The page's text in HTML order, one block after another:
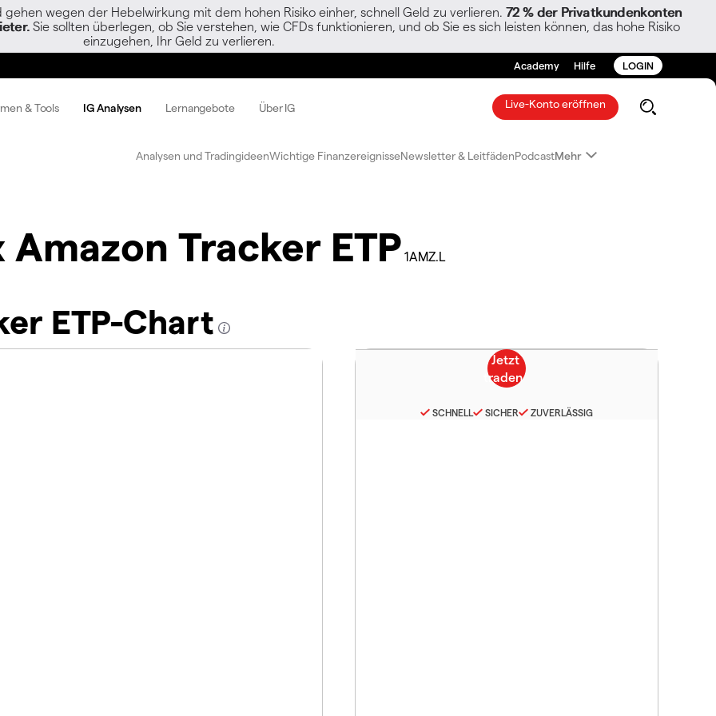
wegen der Hebelwirkung mit dem hohen Risiko einher, schnell Geld zu verlieren. 72 % der Privatkundenkonten
Sie sollten überlegen, ob Sie verstehen, wie CFDs funktionieren, und ob Sie es sich leisten können, das hohe Risiko
einzugehen, Ihr Geld zu verlieren.
Academy Hilfe LOGIN
& Tools IG Analysen Lernangebote Über IG Live-Konto eröffnen
Analysen und TradingideenWichtige FinanzereignisseNewsletter & LeitfädenPodcastMehr
Amazon Tracker ETP 1AMZ.L
ETP-Chart
SCHNELL SICHER ZUVERLÄSSIG